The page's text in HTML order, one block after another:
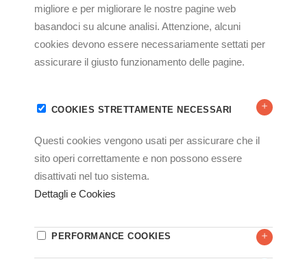
Capacità serbatoio: 4 L
Portata: 30 L/h
Raggio: 4 - 6 m
Dimensione delle particelle: 10 - 50 micron
AMBIENTI
IGIENE CIVILE
INDUSTRIA ALIMENTARE